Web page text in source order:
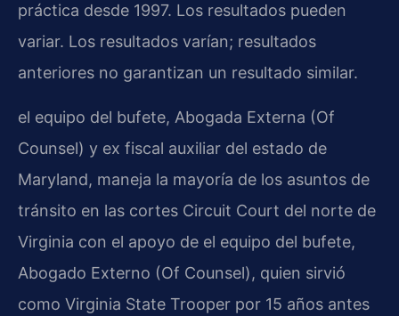
práctica desde 1997. Los resultados pueden
variar. Los resultados varían; resultados
anteriores no garantizan un resultado similar.
el equipo del bufete, Abogada Externa (Of
Counsel) y ex fiscal auxiliar del estado de
Maryland, maneja la mayoría de los asuntos de
tránsito en las cortes Circuit Court del norte de
Virginia con el apoyo de el equipo del bufete,
Abogado Externo (Of Counsel), quien sirvió
como Virginia State Trooper por 15 años antes